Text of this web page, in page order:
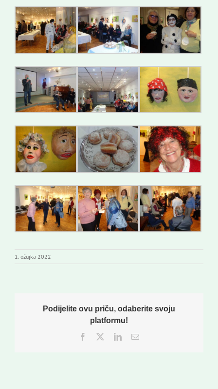
1. ožujka 2022
Podijelite ovu priču, odaberite svoju
platformu!
Facebook
TwitterLinkedInEmail: